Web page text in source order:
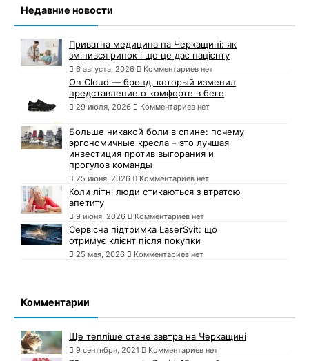
Недавние новости
Приватна медицина на Черкащині: як
змінився ринок і що це дає пацієнту
6 августа, 2026 Комментариев нет
On Cloud — бренд, который изменил
представление о комфорте в беге
29 июля, 2026 Комментариев нет
Больше никакой боли в спине: почему
эргономичные кресла – это лучшая
инвестиция против выгорания и
прогулов команды
25 июня, 2026 Комментариев нет
Коли літні люди стикаються з втратою
апетиту
9 июня, 2026 Комментариев нет
Сервісна підтримка LaserSvit: що
отримує клієнт після покупки
25 мая, 2026 Комментариев нет
Комментарии
Ще тепліше стане завтра на Черкащині
9 сентября, 2021 Комментариев нет